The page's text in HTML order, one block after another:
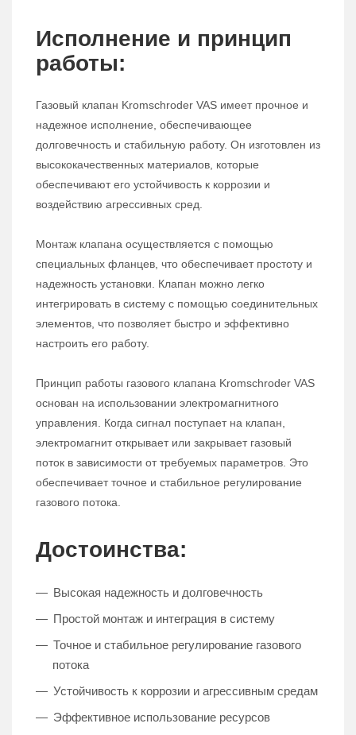
Исполнение и принцип
работы:
Газовый клапан Kromschroder VAS имеет прочное и
надежное исполнение, обеспечивающее
долговечность и стабильную работу. Он изготовлен из
высококачественных материалов, которые
обеспечивают его устойчивость к коррозии и
воздействию агрессивных сред.
Монтаж клапана осуществляется с помощью
специальных фланцев, что обеспечивает простоту и
надежность установки. Клапан можно легко
интегрировать в систему с помощью соединительных
элементов, что позволяет быстро и эффективно
настроить его работу.
Принцип работы газового клапана Kromschroder VAS
основан на использовании электромагнитного
управления. Когда сигнал поступает на клапан,
электромагнит открывает или закрывает газовый
поток в зависимости от требуемых параметров. Это
обеспечивает точное и стабильное регулирование
газового потока.
Достоинства:
Высокая надежность и долговечность
Простой монтаж и интеграция в систему
Точное и стабильное регулирование газового
потока
Устойчивость к коррозии и агрессивным средам
Эффективное использование ресурсов